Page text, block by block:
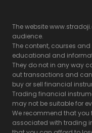
The website
audience.
The content, courses
educational and
They do not in any way
out transactions and
buy or sell financial
Trading financial
may not be suitable for
We recommend that you
associated with trading